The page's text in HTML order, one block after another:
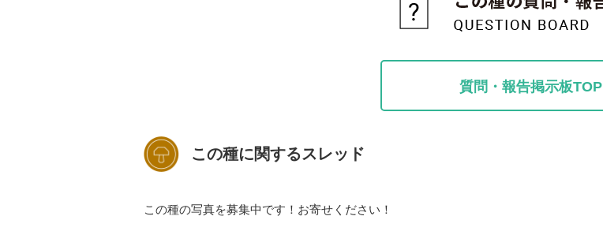
質問・報告掲示板TOP
この種に関するスレッド
この種の写真を募集中です！お寄せください！